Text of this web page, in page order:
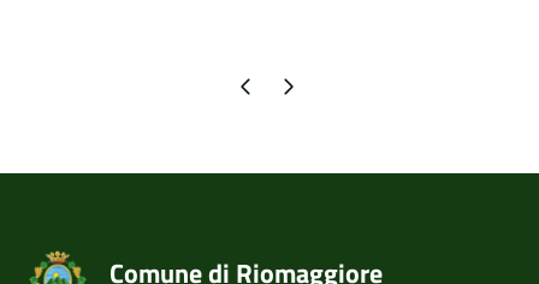
Pagina precedente
Pagina successiva
Comune di Riomaggiore